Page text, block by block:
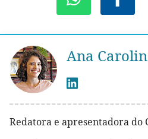
Ana
Redatora e apresentadora do